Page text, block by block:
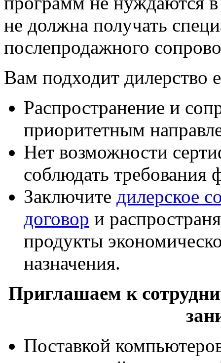
не должна получать
послепродажного
Вам подходит дилерство
Распространение и
приоритетным
Нет возможности
соблюдать
Заключите дилерское
договор и
продукты
назначения.
Приглашаем к
Поставкой